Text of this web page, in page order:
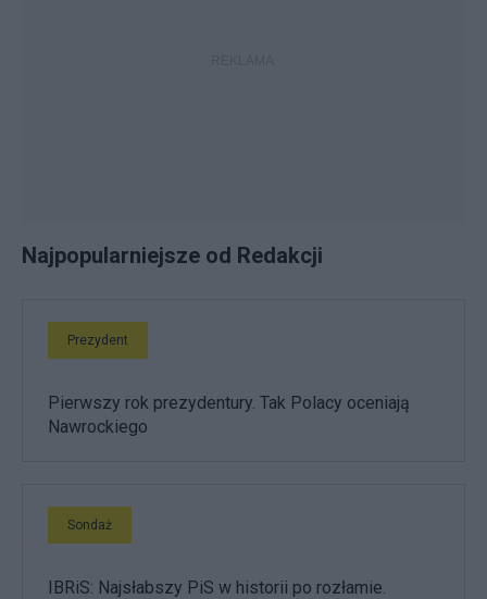
Najpopularniejsze od Redakcji
Prezydent
Pierwszy rok prezydentury. Tak Polacy oceniają
Nawrockiego
Sondaż
IBRiS: Najsłabszy PiS w historii po rozłamie.